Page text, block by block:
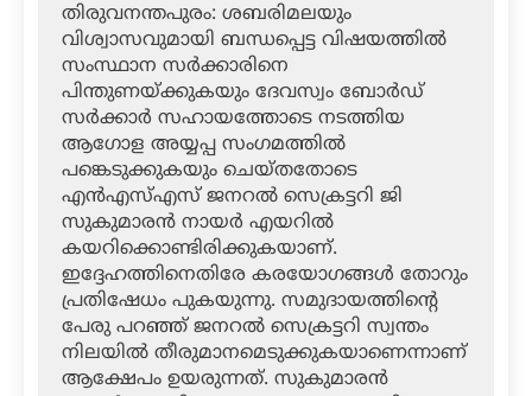
തിരുവനന്തപുരം: ശബരിമലയും
വിശ്വാസവുമായി ബന്ധപ്പെട്ട വിഷയത്തില്‍
സംസ്ഥാന സര്‍ക്കാരിനെ
പിന്തുണയ്ക്കുകയും ദേവസ്വം ബോര്‍ഡ്
സര്‍ക്കാര്‍ സഹായത്തോടെ നടത്തിയ
ആഗോള അയ്യപ്പ സംഗമത്തില്‍
പങ്കെടുക്കുകയും ചെയ്തതോടെ
എന്‍എസ്എസ് ജനറല്‍ സെക്രട്ടറി ജി
സുകുമാരന്‍ നായര്‍ എയറില്‍
കയറിക്കൊണ്ടിരിക്കുകയാണ്.
ഇദ്ദേഹത്തിനെതിരേ കരയോഗങ്ങള്‍ തോറും
പ്രതിഷേധം പുകയുന്നു. സമുദായത്തിന്റെ
പേരു പറഞ്ഞ് ജനറല്‍ സെക്രട്ടറി സ്വന്തം
നിലയില്‍ തീരുമാനമെടുക്കുകയാണെന്നാണ്
ആക്ഷേപം ഉയരുന്നത്. സുകുമാരന്‍